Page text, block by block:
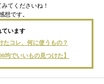
てくださいね！
想です。
ています
たコレ、何に使うもの？
均でいいもの見つけた】